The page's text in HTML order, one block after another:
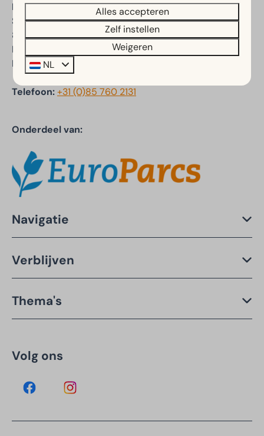
EuroParcs Hindeloopen
Schuilenburg 2
8713 JT Hindeloopen
Friesland
Nederland
Telefoon:+31 (0)85 760 2131
Onderdeel van:
Navigatie
Verblijven
Thema's
Volg ons
Alles accepteren
Zelf instellen
Weigeren
NL